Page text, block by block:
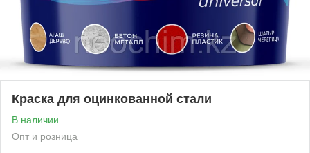
Краска для оцинкованной стали
В наличии
Опт и розница